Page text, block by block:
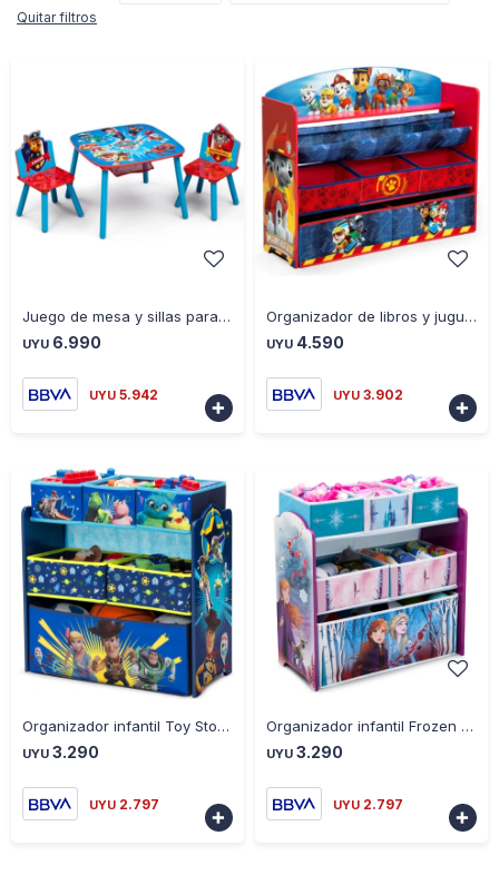
Quitar filtros
Juego de mesa y sillas para niños Paw Patrol - AZUL
UYU 6.990
UYU 5.942

Organizador de libros y juguetes Deluxe Paw Patrol - ROJO
UYU 4.590
UYU 3.902

Organizador infantil Toy Story de 6 contenedores - AZUL
UYU 3.290
UYU 2.797

Organizador infantil Frozen de 6 contenedores - CELESTE
UYU 3.290
UYU 2.797
